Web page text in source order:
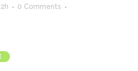
0 Comments